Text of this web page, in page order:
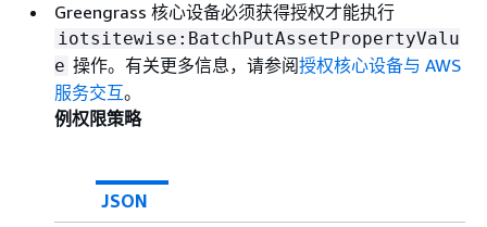
Greengrass 核心设备必须获得授权才能执行
iotsitewise:BatchPutAssetPropertyValu
e 操作。有关更多信息，请参阅授权核心设备与 AWS
服务交互。
例权限策略
JSON